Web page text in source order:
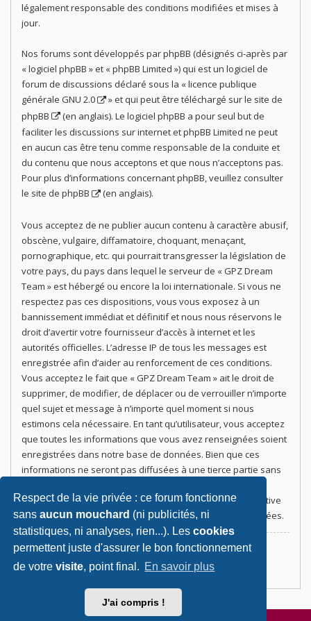
Respect de la vie privée : ce forum fonctionne
sansaucun mouchard (ni publicités, ni
statistiques, ni analyses, rien...). Lescookies
permettent juste d'assurer le bon fonctionnement
de votrevisite, point final. En savoir plus
J'ai compris !
légalement responsable des conditions modifiées et mises à
jour.
Nos forums sont développés par phpBB (désignés ci-après par
« logiciel phpBB » et « phpBB Limited ») qui est un logiciel de
forum de discussions déclaré sous la «licence publique
générale GNU 2.0
» et qui peut être téléchargé surle site de
phpBB
(en anglais). Le logiciel phpBB a pour seul but de
faciliter les discussions sur internet et phpBB Limited ne peut
en aucun cas être tenu comme responsable de la conduite et
du contenu que nous acceptons et que nous n’acceptons pas.
Pour plus d’informations concernant phpBB, veuillez consulter
le site de phpBB
(en anglais).
Vous acceptez de ne publier aucun contenu à caractère abusif,
obscène, vulgaire, diffamatoire, choquant, menaçant,
pornographique, etc. qui pourrait transgresser la législation de
votre pays, du pays dans lequel le serveur de « GPZ Dream
Team » est hébergé ou encore la loi internationale. Si vous ne
respectez pas ces dispositions, vous vous exposez à un
bannissement immédiat et définitif et nous nous réservons le
droit d’avertir votre fournisseur d’accès à internet et les
autorités officielles. L’adresse IP de tous les messages est
enregistrée afin d’aider au renforcement de ces conditions.
Vous acceptez le fait que « GPZ Dream Team » ait le droit de
supprimer, de modifier, de déplacer ou de verrouiller n’importe
quel sujet et message à n’importe quel moment si nous
estimons cela nécessaire. En tant qu’utilisateur, vous acceptez
que toutes les informations que vous avez renseignées soient
enregistrées dans notre base de données. Bien que ces
informations ne seront pas diffusées à une tierce partie sans
pourront être tenus comme responsables en cas de tentative
de piratage informatique visant à compromettre vos données.
Revenir à la page précédente